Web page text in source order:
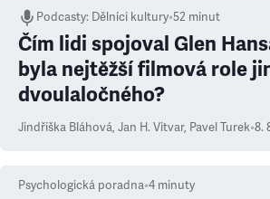
Podcasty: Dělníci kultury•52 minut
Čím lidi spojoval Glen
byla nejtěžší filmová role
dvoulaločného?
Jindřiška Bláhová, Jan H. Vitvar, Pavel Turek•8.
Psychologická poradna•4 minuty